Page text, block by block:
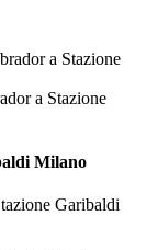
a Stazione
Milano
Garibaldi